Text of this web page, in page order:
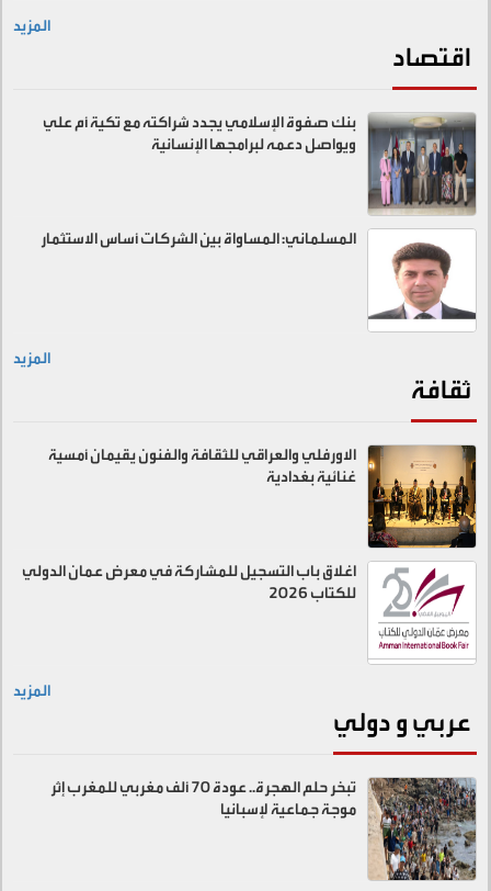
المزيد
اقتصاد
بنك صفوة الإسلامي يجدد شراكته مع تكية أم علي
ويواصل دعمه لبرامجها الإنسانية
المسلماني: المساواة بين الشركات أساس الاستثمار
المزيد
ثقافة
الاورفلي والعراقي للثقافة والفنون يقيمان أمسية
غنائية بغدادية
اغلاق باب التسجيل للمشاركة في معرض عمان الدولي
للكتاب 2026
المزيد
عربي و دولي
تبخر حلم الهجرة.. عودة 70 ألف مغربي للمغرب إثر
موجة جماعية لإسبانيا